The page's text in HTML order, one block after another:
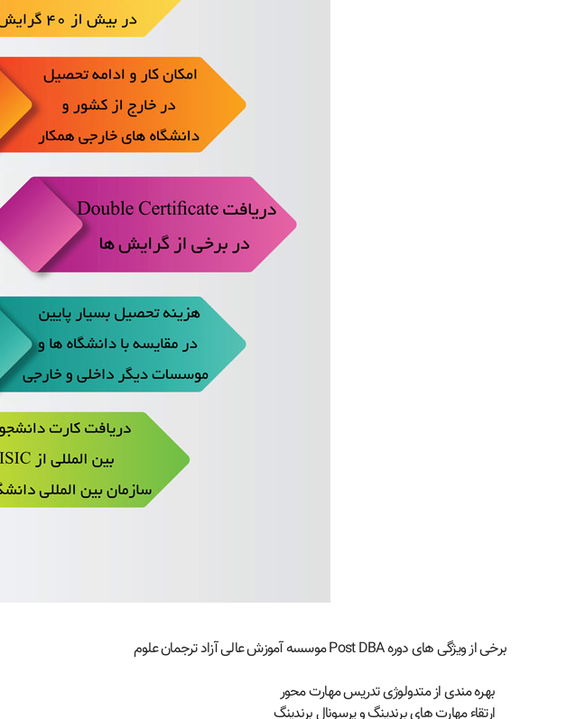
برخی از ویژگی های دوره Post DBA موسسه آموزش عالی آزاد ترجمان علوم
بهره مندی از متدولوژی تدریس مهارت محور
ارتقاء مهارت های برندینگ و پرسونال برندینگ